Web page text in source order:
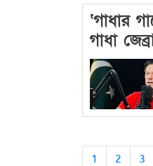
‘গাধার
গাধা
1 2 3